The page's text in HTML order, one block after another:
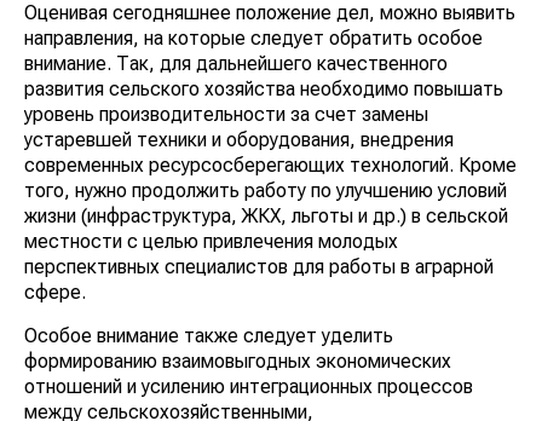
Оценивая сегодняшнее положение дел, можно выявить
направления, на которые следует обратить особое
внимание. Так, для дальнейшего качественного
развития сельского хозяйства необходимо повышать
уровень производительности за счет замены
устаревшей техники и оборудования, внедрения
современных ресурсосберегающих технологий. Кроме
того, нужно продолжить работу по улучшению условий
жизни (инфраструктура, ЖКХ, льготы и др.) в сельской
местности с целью привлечения молодых
перспективных специалистов для работы в аграрной
сфере.
Особое внимание также следует уделить
формированию взаимовыгодных экономических
отношений и усилению интеграционных процессов
между сельскохозяйственными,